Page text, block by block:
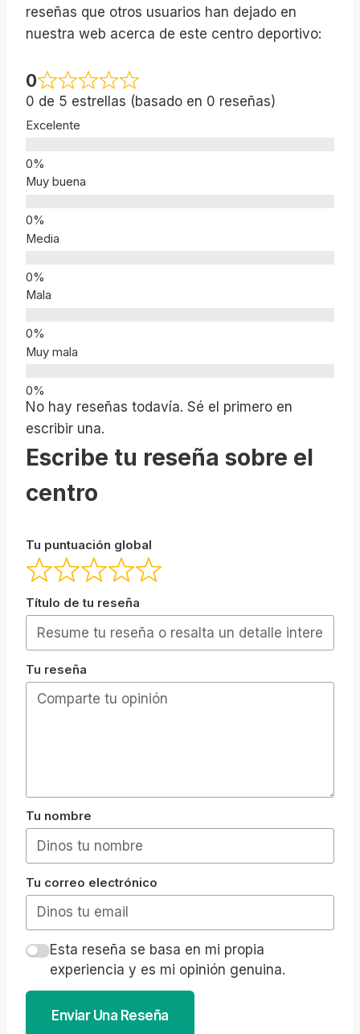
reseñas que otros usuarios han dejado en
nuestra web acerca de este centro deportivo:
0
0 de 5 estrellas (basado en 0 reseñas)
Excelente
Muy buena
Media
Mala
Muy mala
No hay reseñas todavía. Sé el primero en
escribir una.
Escribe tu reseña sobre el
centro
Tu puntuación global
Título de tu reseña
Tu reseña
Tu nombre
Tu correo electrónico
Esta reseña se basa en mi propia
experiencia y es mi opinión genuina.
Enviar Una Reseña